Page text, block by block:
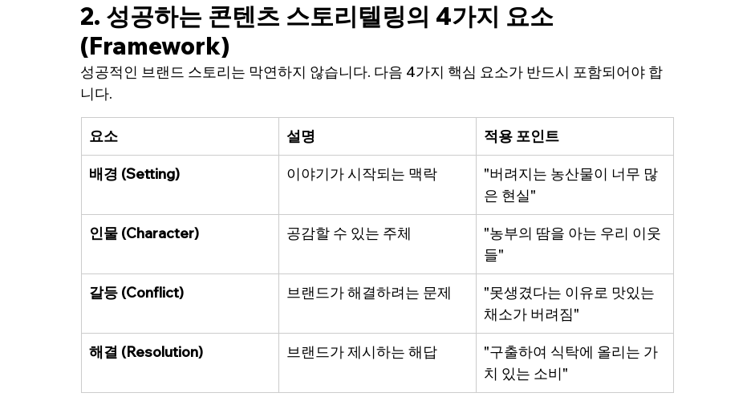
2. 성공하는 콘텐츠 스토리텔링의 4가지 요소
(Framework)
성공적인 브랜드 스토리는 막연하지 않습니다. 다음 4가지 핵심 요소가 반드시 포함되어야 합
니다.
요소 설명 적용 포인트
배경 (Setting) 이야기가 시작되는 맥락
"버려지는 농산물이 너무 많
은 현실"
인물 (Character) 공감할 수 있는 주체
"농부의 땀을 아는 우리 이웃
들"
갈등 (Conflict) 브랜드가 해결하려는 문제
"못생겼다는 이유로 맛있는
채소가 버려짐"
해결 (Resolution) 브랜드가 제시하는 해답
"구출하여 식탁에 올리는 가
치 있는 소비"